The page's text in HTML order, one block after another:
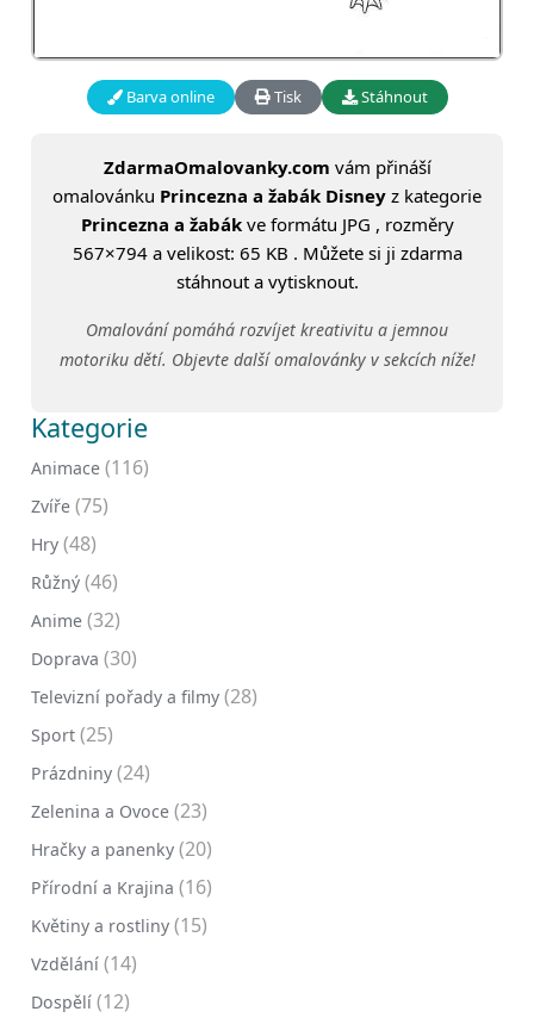
Barva online Tisk Stáhnout
ZdarmaOmalovanky.com vám přináší
omalovánku Princezna a žabák Disney z kategorie
Princezna a žabákve formátu JPG , rozměry
567×794 a velikost: 65 KB . Můžete si ji zdarma
stáhnout a vytisknout.
Omalování pomáhá rozvíjet kreativitu a jemnou
motoriku dětí. Objevte další omalovánky v sekcích níže!
Kategorie
Animace (116)
Zvíře (75)
Hry (48)
Růžný (46)
Anime (32)
Doprava (30)
Televizní pořady a filmy (28)
Sport (25)
Prázdniny (24)
Zelenina a Ovoce (23)
Hračky a panenky (20)
Přírodní a Krajina (16)
Květiny a rostliny (15)
Vzdělání (14)
Dospělí (12)